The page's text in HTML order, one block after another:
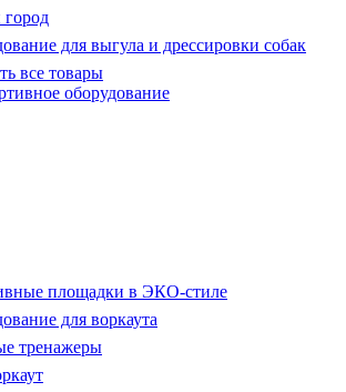
для выгула и дрессировки собак
все товары
оборудование
площадки в ЭКО-стиле
для воркаута
тренажеры